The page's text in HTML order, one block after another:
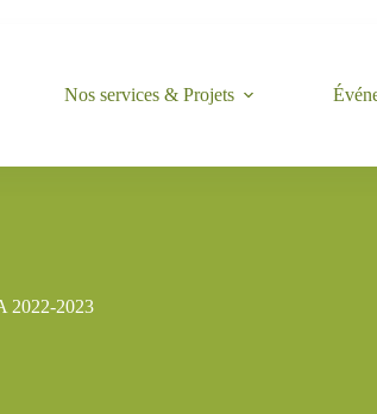
Nos services & Projets
2022-2023